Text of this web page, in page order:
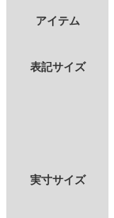
アイテム
表記サイズ
実寸サイズ